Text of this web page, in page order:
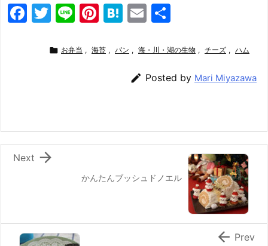
F
o
k
T
itt
Li
e
Pi
er
H
e
a
E
ai
l
 お弁当 , 海苔 , パン , 海・川・湖の生物 , チーズ , ハム
 Posted by Mari Miyazawa
かんたんブッシュドノエル

Next
 Prev